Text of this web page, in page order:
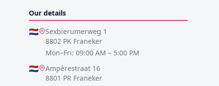
Our details
🇳🇱
Sexbierumerweg 1
8802 PK Franeker
Mon–Fri: 09:00 AM – 5:00 PM
🇳🇱
Ampèrestraat 16
8801 PR Franeker